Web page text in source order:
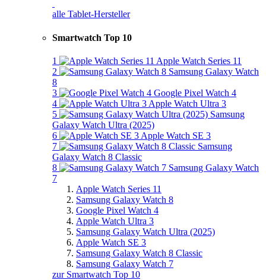
alle Tablet-Hersteller
Smartwatch Top 10
1
Apple Watch Series 11
2
Samsung Galaxy Watch
8
3
Google Pixel Watch 4
4
Apple Watch Ultra 3
5
Samsung
Galaxy Watch Ultra (2025)
6
Apple Watch SE 3
7
Samsung
Galaxy Watch 8 Classic
8
Samsung Galaxy Watch
7
Apple Watch Series 11
Samsung Galaxy Watch 8
Google Pixel Watch 4
Apple Watch Ultra 3
Samsung Galaxy Watch Ultra (2025)
Apple Watch SE 3
Samsung Galaxy Watch 8 Classic
Samsung Galaxy Watch 7
zur Smartwatch Top 10